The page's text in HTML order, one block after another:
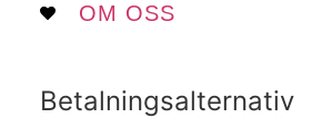
OM OSS
Betalningsalternativ